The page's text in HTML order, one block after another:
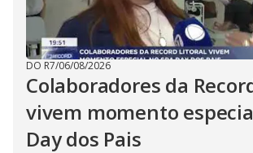
DO R7/06/08/2026
Colaboradores da
vivem momento
Day dos Pais